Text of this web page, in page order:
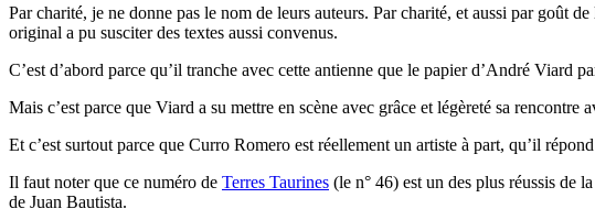
Par charité, je ne donne pas le nom de leurs auteurs. Par charité, et aussi par goût
original a pu susciter des textes aussi convenus.
C’est d’abord parce qu’il tranche avec cette antienne que le papier d’André Viard
Mais c’est parce que Viard a su mettre en scène avec grâce et légèreté sa
Et c’est surtout parce que Curro Romero est réellement un artiste à part, qu’il
Il faut noter que ce numéro de Terres Taurines (le n° 46) est un des plus réussis de
de Juan Bautista.